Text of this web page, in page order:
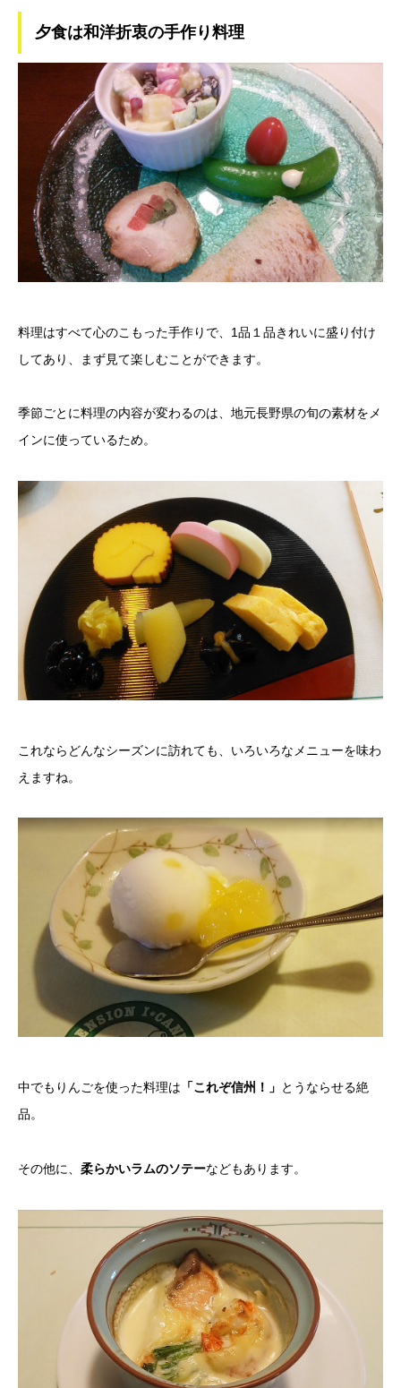
夕食は和洋折衷の手作り料理
料理はすべて心のこもった手作りで、1品１品きれいに盛り付け
してあり、まず見て楽しむことができます。
季節ごとに料理の内容が変わるのは、地元長野県の旬の素材をメ
インに使っているため。
これならどんなシーズンに訪れても、いろいろなメニューを味わ
えますね。
中でもりんごを使った料理は 「これぞ信州！」 とうならせる絶
品。
その他に、 柔らかいラムのソテーなどもあります。